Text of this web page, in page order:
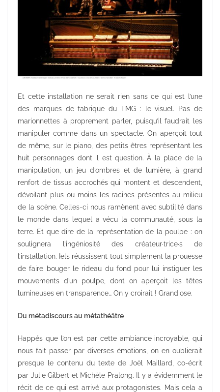
Et cette installation ne serait rien sans ce qui est l’une
des marques de fabrique du TMG : le visuel. Pas de
marionnettes à proprement parler, puisqu’il faudrait les
manipuler comme dans un spectacle. On aperçoit tout
de même, sur le piano, des petits êtres représentant les
huit personnages dont il est question. À la place de la
manipulation, un jeu d’ombres et de lumière, à grand
renfort de tissus accrochés qui montent et descendent,
dévoilant plus ou moins les racines présentes au milieu
de la scène. Celles-ci nous ramènent avec subtilité dans
le monde dans lequel a vécu la communauté, sous la
terre. Et que dire de la représentation de la poulpe : on
soulignera l’ingéniosité des créateur·trice·s de
l’installation. Iels réussissent tout simplement la prouesse
de faire bouger le rideau du fond pour lui instiguer les
mouvements d’un poulpe, dont on aperçoit les têtes
lumineuses en transparence… On y croirait ! Grandiose.
Du métadiscours au métathéâtre
Happés que l’on est par cette ambiance incroyable, qui
nous fait passer par diverses émotions, on en oublierait
presque le contenu du texte de Joël Maillard, co-écrit
par Julie Gilbert et Michèle Pralong. Il y a évidemment le
récit de ce qui est arrivé aux protagonistes. Mais cela a